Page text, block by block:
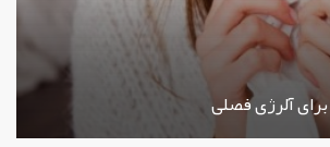
آلرژی فصلی